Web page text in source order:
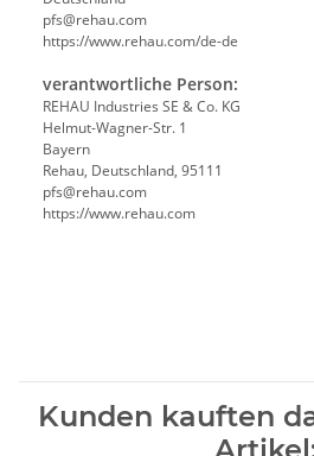
pfs@rehau.com
https://www.rehau.com/de-de
verantwortliche Person:
REHAU Industries SE & Co. KG
Helmut-Wagner-Str. 1
Bayern
Rehau, Deutschland, 95111
pfs@rehau.com
https://www.rehau.com
Kunden kauften